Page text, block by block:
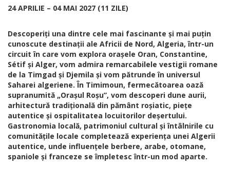
24 APRILIE – 04 MAI 2027 (11 ZILE)
Descoperiți una dintre cele mai fascinante și mai puțin
cunoscute destinații ale Africii de Nord, Algeria, într-un
circuit în care vom explora orașele Oran, Constantine,
Sétif și Alger, vom admira remarcabilele vestigii romane
de la Timgad și Djemila și vom pătrunde în universul
Saharei algeriene. În Timimoun, fermecătoarea oază
supranumită „Orașul Roșu”, vom descoperi dune aurii,
arhitectură tradițională din pământ roșiatic, piețe
autentice și ospitalitatea locuitorilor deșertului.
Gastronomia locală, patrimoniul cultural și întâlnirile cu
comunitățile locale completează experiența unei Algerii
autentice, unde influențele berbere, arabe, otomane,
spaniole și franceze se împletesc într-un mod aparte.